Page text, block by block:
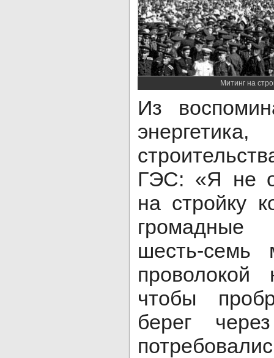
Митинг на
Из
ГЭС: «Я не
на стройку
шесть-семь
проволокой
чтобы
берег